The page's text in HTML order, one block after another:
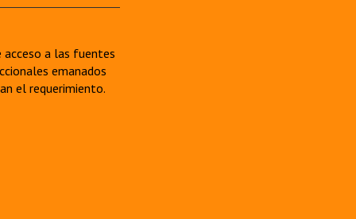
acceso a las fuentes
emanados
el requerimiento.